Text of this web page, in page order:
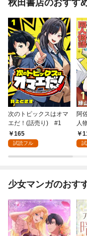
秋田書店のおすす
次のトピックスはオマ
エだ！(話売り) #1
165
試読フル
阿
人
少女マンガのおす